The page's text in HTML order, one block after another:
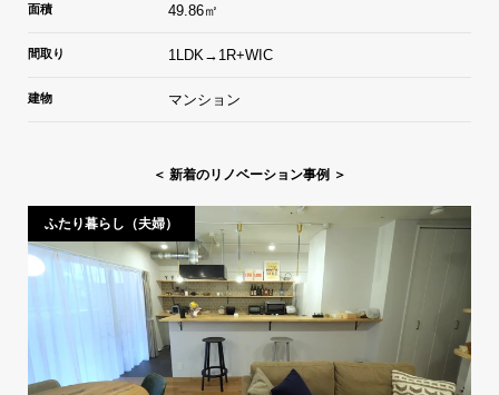
面積 49.86㎡
間取り 1LDK→1R+WIC
建物 マンション
＜ 新着のリノベーション事例 ＞
ふたり暮らし（夫婦）